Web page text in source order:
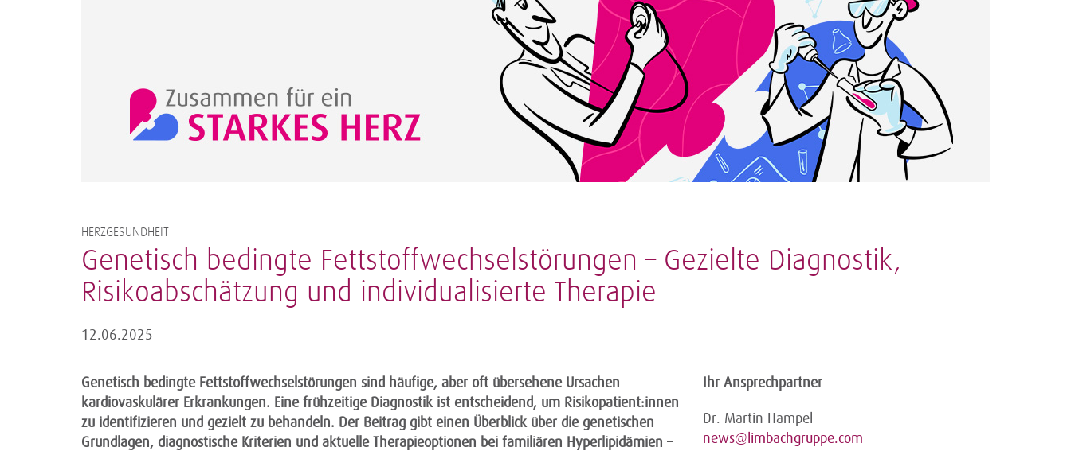
HERZGESUNDHEIT
Genetisch bedingte Fettstoffwechselstörungen – Gezielte Diagnostik,
Risikoabschätzung und individualisierte Therapie
12.06.2025
Genetisch bedingte Fettstoffwechselstörungen sind häufige, aber oft übersehene Ursachen
kardiovaskulärer Erkrankungen. Eine frühzeitige Diagnostik ist entscheidend, um Risikopatient:innen
zu identifizieren und gezielt zu behandeln. Der Beitrag gibt einen Überblick über die genetischen
Grundlagen, diagnostische Kriterien und aktuelle Therapieoptionen bei familiären Hyperlipidämien –
Ihr Ansprechpartner
Dr. Martin Hampel
news@limbachgruppe.com